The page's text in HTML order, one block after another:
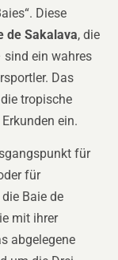
Diese
de Sakalava, die
sind ein wahres
Das
tropische
ein.
für
für
Baie de
mit ihrer
abgelegene